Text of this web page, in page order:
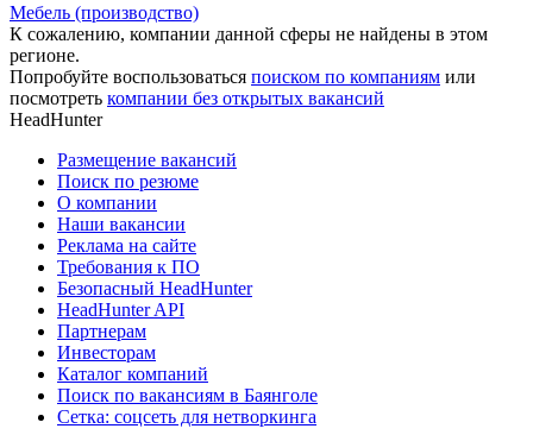
Мебель (производство)
К сожалению, компании данной сферы не найдены в этом
регионе.
Попробуйте воспользоваться поиском по компаниям или
посмотреть компании без открытых вакансий
HeadHunter
Размещение вакансий
Поиск по резюме
О компании
Наши вакансии
Реклама на сайте
Требования к ПО
Безопасный HeadHunter
HeadHunter API
Партнерам
Инвесторам
Каталог компаний
Поиск по вакансиям в Баянголе
Сетка: соцсеть для нетворкинга